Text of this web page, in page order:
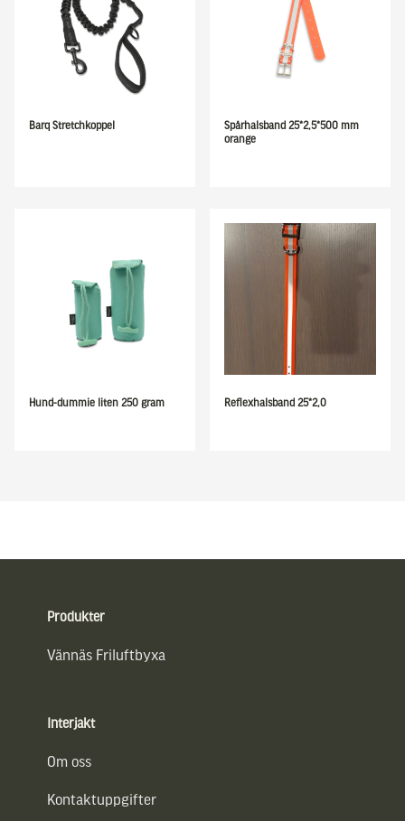
Barq Stretchkoppel
Spårhalsband 25*2,5*500 mm
orange
Hund-dummie liten 250 gram Reflexhalsband 25*2,0
Produkter
Vännäs Friluftbyxa
Interjakt
Om oss
Kontaktuppgifter